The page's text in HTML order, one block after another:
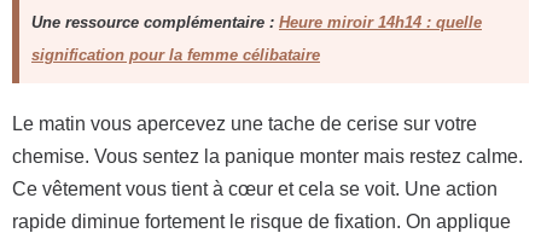
Une ressource complémentaire : Heure miroir 14h14 : quelle
signification pour la femme célibataire
Le matin vous apercevez une tache de cerise sur votre
chemise. Vous sentez la panique monter mais restez calme.
Ce vêtement vous tient à cœur et cela se voit. Une action
rapide diminue fortement le risque de fixation. On applique